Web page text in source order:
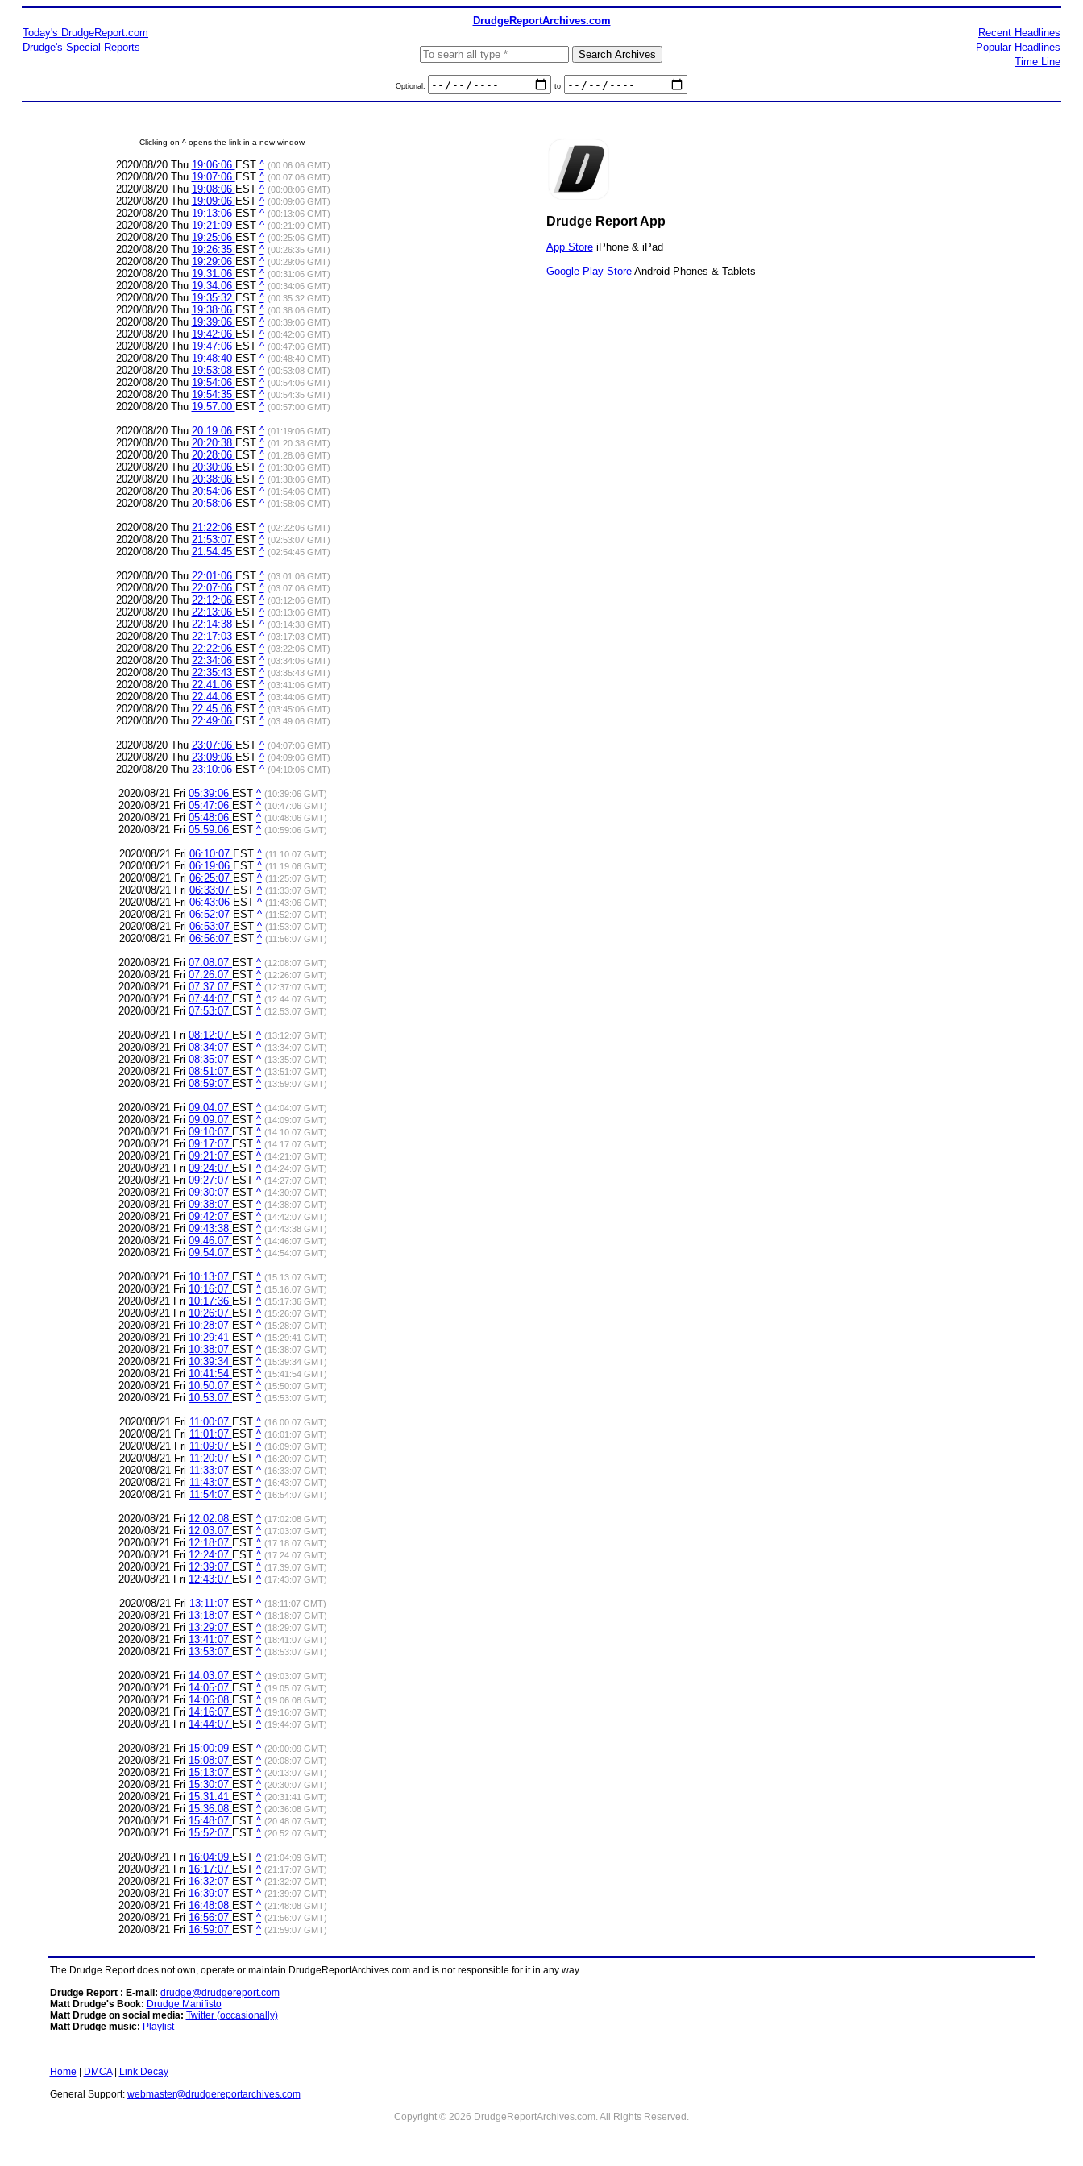
DrudgeReportArchives.com
Today's DrudgeReport.com
Drudge's Special Reports
Optional: to
Recent Headlines
Popular Headlines
Time Line
Clicking on ^ opens the link in a new window.
2020/08/20 Thu 19:06:06 EST ^ (00:06:06 GMT)
2020/08/20 Thu 19:07:06 EST ^ (00:07:06 GMT)
2020/08/20 Thu 19:08:06 EST ^ (00:08:06 GMT)
2020/08/20 Thu 19:09:06 EST ^ (00:09:06 GMT)
2020/08/20 Thu 19:13:06 EST ^ (00:13:06 GMT)
2020/08/20 Thu 19:21:09 EST ^ (00:21:09 GMT)
2020/08/20 Thu 19:25:06 EST ^ (00:25:06 GMT)
2020/08/20 Thu 19:26:35 EST ^ (00:26:35 GMT)
2020/08/20 Thu 19:29:06 EST ^ (00:29:06 GMT)
2020/08/20 Thu 19:31:06 EST ^ (00:31:06 GMT)
2020/08/20 Thu 19:34:06 EST ^ (00:34:06 GMT)
2020/08/20 Thu 19:35:32 EST ^ (00:35:32 GMT)
2020/08/20 Thu 19:38:06 EST ^ (00:38:06 GMT)
2020/08/20 Thu 19:39:06 EST ^ (00:39:06 GMT)
2020/08/20 Thu 19:42:06 EST ^ (00:42:06 GMT)
2020/08/20 Thu 19:47:06 EST ^ (00:47:06 GMT)
2020/08/20 Thu 19:48:40 EST ^ (00:48:40 GMT)
2020/08/20 Thu 19:53:08 EST ^ (00:53:08 GMT)
2020/08/20 Thu 19:54:06 EST ^ (00:54:06 GMT)
2020/08/20 Thu 19:54:35 EST ^ (00:54:35 GMT)
2020/08/20 Thu 19:57:00 EST ^ (00:57:00 GMT)
2020/08/20 Thu 20:19:06 EST ^ (01:19:06 GMT)
2020/08/20 Thu 20:20:38 EST ^ (01:20:38 GMT)
2020/08/20 Thu 20:28:06 EST ^ (01:28:06 GMT)
2020/08/20 Thu 20:30:06 EST ^ (01:30:06 GMT)
2020/08/20 Thu 20:38:06 EST ^ (01:38:06 GMT)
2020/08/20 Thu 20:54:06 EST ^ (01:54:06 GMT)
2020/08/20 Thu 20:58:06 EST ^ (01:58:06 GMT)
2020/08/20 Thu 21:22:06 EST ^ (02:22:06 GMT)
2020/08/20 Thu 21:53:07 EST ^ (02:53:07 GMT)
2020/08/20 Thu 21:54:45 EST ^ (02:54:45 GMT)
2020/08/20 Thu 22:01:06 EST ^ (03:01:06 GMT)
2020/08/20 Thu 22:07:06 EST ^ (03:07:06 GMT)
2020/08/20 Thu 22:12:06 EST ^ (03:12:06 GMT)
2020/08/20 Thu 22:13:06 EST ^ (03:13:06 GMT)
2020/08/20 Thu 22:14:38 EST ^ (03:14:38 GMT)
2020/08/20 Thu 22:17:03 EST ^ (03:17:03 GMT)
2020/08/20 Thu 22:22:06 EST ^ (03:22:06 GMT)
2020/08/20 Thu 22:34:06 EST ^ (03:34:06 GMT)
2020/08/20 Thu 22:35:43 EST ^ (03:35:43 GMT)
2020/08/20 Thu 22:41:06 EST ^ (03:41:06 GMT)
2020/08/20 Thu 22:44:06 EST ^ (03:44:06 GMT)
2020/08/20 Thu 22:45:06 EST ^ (03:45:06 GMT)
2020/08/20 Thu 22:49:06 EST ^ (03:49:06 GMT)
2020/08/20 Thu 23:07:06 EST ^ (04:07:06 GMT)
2020/08/20 Thu 23:09:06 EST ^ (04:09:06 GMT)
2020/08/20 Thu 23:10:06 EST ^ (04:10:06 GMT)
2020/08/21 Fri 05:39:06 EST ^ (10:39:06 GMT)
2020/08/21 Fri 05:47:06 EST ^ (10:47:06 GMT)
2020/08/21 Fri 05:48:06 EST ^ (10:48:06 GMT)
2020/08/21 Fri 05:59:06 EST ^ (10:59:06 GMT)
2020/08/21 Fri 06:10:07 EST ^ (11:10:07 GMT)
2020/08/21 Fri 06:19:06 EST ^ (11:19:06 GMT)
2020/08/21 Fri 06:25:07 EST ^ (11:25:07 GMT)
2020/08/21 Fri 06:33:07 EST ^ (11:33:07 GMT)
2020/08/21 Fri 06:43:06 EST ^ (11:43:06 GMT)
2020/08/21 Fri 06:52:07 EST ^ (11:52:07 GMT)
2020/08/21 Fri 06:53:07 EST ^ (11:53:07 GMT)
2020/08/21 Fri 06:56:07 EST ^ (11:56:07 GMT)
2020/08/21 Fri 07:08:07 EST ^ (12:08:07 GMT)
2020/08/21 Fri 07:26:07 EST ^ (12:26:07 GMT)
2020/08/21 Fri 07:37:07 EST ^ (12:37:07 GMT)
2020/08/21 Fri 07:44:07 EST ^ (12:44:07 GMT)
2020/08/21 Fri 07:53:07 EST ^ (12:53:07 GMT)
2020/08/21 Fri 08:12:07 EST ^ (13:12:07 GMT)
2020/08/21 Fri 08:34:07 EST ^ (13:34:07 GMT)
2020/08/21 Fri 08:35:07 EST ^ (13:35:07 GMT)
2020/08/21 Fri 08:51:07 EST ^ (13:51:07 GMT)
2020/08/21 Fri 08:59:07 EST ^ (13:59:07 GMT)
2020/08/21 Fri 09:04:07 EST ^ (14:04:07 GMT)
2020/08/21 Fri 09:09:07 EST ^ (14:09:07 GMT)
2020/08/21 Fri 09:10:07 EST ^ (14:10:07 GMT)
2020/08/21 Fri 09:17:07 EST ^ (14:17:07 GMT)
2020/08/21 Fri 09:21:07 EST ^ (14:21:07 GMT)
2020/08/21 Fri 09:24:07 EST ^ (14:24:07 GMT)
2020/08/21 Fri 09:27:07 EST ^ (14:27:07 GMT)
2020/08/21 Fri 09:30:07 EST ^ (14:30:07 GMT)
2020/08/21 Fri 09:38:07 EST ^ (14:38:07 GMT)
2020/08/21 Fri 09:42:07 EST ^ (14:42:07 GMT)
2020/08/21 Fri 09:43:38 EST ^ (14:43:38 GMT)
2020/08/21 Fri 09:46:07 EST ^ (14:46:07 GMT)
2020/08/21 Fri 09:54:07 EST ^ (14:54:07 GMT)
2020/08/21 Fri 10:13:07 EST ^ (15:13:07 GMT)
2020/08/21 Fri 10:16:07 EST ^ (15:16:07 GMT)
2020/08/21 Fri 10:17:36 EST ^ (15:17:36 GMT)
2020/08/21 Fri 10:26:07 EST ^ (15:26:07 GMT)
2020/08/21 Fri 10:28:07 EST ^ (15:28:07 GMT)
2020/08/21 Fri 10:29:41 EST ^ (15:29:41 GMT)
2020/08/21 Fri 10:38:07 EST ^ (15:38:07 GMT)
2020/08/21 Fri 10:39:34 EST ^ (15:39:34 GMT)
2020/08/21 Fri 10:41:54 EST ^ (15:41:54 GMT)
2020/08/21 Fri 10:50:07 EST ^ (15:50:07 GMT)
2020/08/21 Fri 10:53:07 EST ^ (15:53:07 GMT)
2020/08/21 Fri 11:00:07 EST ^ (16:00:07 GMT)
2020/08/21 Fri 11:01:07 EST ^ (16:01:07 GMT)
2020/08/21 Fri 11:09:07 EST ^ (16:09:07 GMT)
2020/08/21 Fri 11:20:07 EST ^ (16:20:07 GMT)
2020/08/21 Fri 11:33:07 EST ^ (16:33:07 GMT)
2020/08/21 Fri 11:43:07 EST ^ (16:43:07 GMT)
2020/08/21 Fri 11:54:07 EST ^ (16:54:07 GMT)
2020/08/21 Fri 12:02:08 EST ^ (17:02:08 GMT)
2020/08/21 Fri 12:03:07 EST ^ (17:03:07 GMT)
2020/08/21 Fri 12:18:07 EST ^ (17:18:07 GMT)
2020/08/21 Fri 12:24:07 EST ^ (17:24:07 GMT)
2020/08/21 Fri 12:39:07 EST ^ (17:39:07 GMT)
2020/08/21 Fri 12:43:07 EST ^ (17:43:07 GMT)
2020/08/21 Fri 13:11:07 EST ^ (18:11:07 GMT)
2020/08/21 Fri 13:18:07 EST ^ (18:18:07 GMT)
2020/08/21 Fri 13:29:07 EST ^ (18:29:07 GMT)
2020/08/21 Fri 13:41:07 EST ^ (18:41:07 GMT)
2020/08/21 Fri 13:53:07 EST ^ (18:53:07 GMT)
2020/08/21 Fri 14:03:07 EST ^ (19:03:07 GMT)
2020/08/21 Fri 14:05:07 EST ^ (19:05:07 GMT)
2020/08/21 Fri 14:06:08 EST ^ (19:06:08 GMT)
2020/08/21 Fri 14:16:07 EST ^ (19:16:07 GMT)
2020/08/21 Fri 14:44:07 EST ^ (19:44:07 GMT)
2020/08/21 Fri 15:00:09 EST ^ (20:00:09 GMT)
2020/08/21 Fri 15:08:07 EST ^ (20:08:07 GMT)
2020/08/21 Fri 15:13:07 EST ^ (20:13:07 GMT)
2020/08/21 Fri 15:30:07 EST ^ (20:30:07 GMT)
2020/08/21 Fri 15:31:41 EST ^ (20:31:41 GMT)
2020/08/21 Fri 15:36:08 EST ^ (20:36:08 GMT)
2020/08/21 Fri 15:48:07 EST ^ (20:48:07 GMT)
2020/08/21 Fri 15:52:07 EST ^ (20:52:07 GMT)
2020/08/21 Fri 16:04:09 EST ^ (21:04:09 GMT)
2020/08/21 Fri 16:17:07 EST ^ (21:17:07 GMT)
2020/08/21 Fri 16:32:07 EST ^ (21:32:07 GMT)
2020/08/21 Fri 16:39:07 EST ^ (21:39:07 GMT)
2020/08/21 Fri 16:48:08 EST ^ (21:48:08 GMT)
2020/08/21 Fri 16:56:07 EST ^ (21:56:07 GMT)
2020/08/21 Fri 16:59:07 EST ^ (21:59:07 GMT)
Drudge Report App
App StoreiPhone & iPad
Google Play StoreAndroid Phones & Tablets
The Drudge Report does not own, operate or maintain DrudgeReportArchives.com and is not responsible for it in any way.
Drudge Report : E-mail: drudge@drudgereport.com
Matt Drudge's Book: Drudge Manifisto
Matt Drudge on social media: Twitter (occasionally)
Matt Drudge music: Playlist
Home DMCA|
Link Decay
General Support: webmaster@drudgereportarchives.com
Copyright © 2026 DrudgeReportArchives.com. All Rights Reserved.